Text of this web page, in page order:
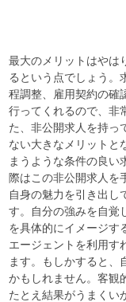
最大のメリットはやは
るという点でしょう。
程調整、雇用契約の確
行ってくれるので、非
た、非公開求人を持っ
ない大きなメリットと
まうような条件の良い
際はこの非公開求人を
自身の魅力を引き出し
す。自分の強みを自覚
を具体的にイメージす
エージェントを利用す
ます。もしかすると、
かもしれません。客観
たとえ結果がうまくい